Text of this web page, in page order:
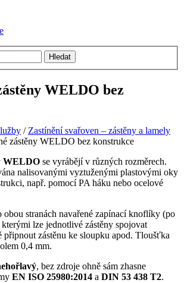
Hledat
WELDO bez
/Zastínění svařoven – zástěny a lamely
zástěny WELDO bez konstrukce
WELDO se vyrábějí v různých rozměrech.
nalisovanými vyztuženými plastovými oky
např. pomocí PA háku nebo ocelové
obou stranách navařené zapínací knoflíky (po
lze jednotlivé zástěny spojovat
připnout zástěnu ke sloupku apod. Tloušťka
0,4 mm.
, bez zdroje ohně sám zhasne
EN ISO 25980:2014 a DIN 53 438 T2.